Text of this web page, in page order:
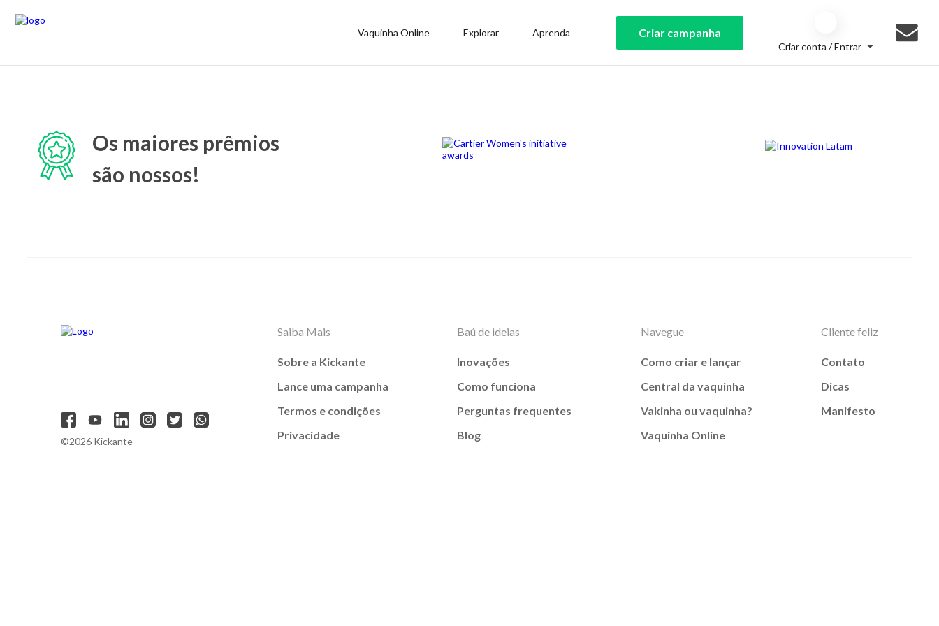
Vaquinha Online Explorar Aprenda Criar campanha
Criar conta / Entrar
Os maiores prêmios
são nossos!
©2026 Kickante
Saiba Mais
Sobre a Kickante
Lance uma campanha
Termos e condições
Privacidade
Baú de ideias
Inovações
Como funciona
Perguntas frequentes
Blog
Navegue
Como criar e lançar
Central da vaquinha
Vakinha ou vaquinha?
Vaquinha Online
Cliente feliz
Contato
Dicas
Manifesto